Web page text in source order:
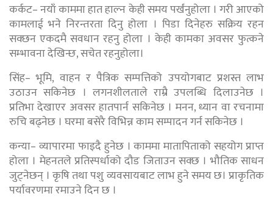
कर्कट– नयाँ काममा हात हाल्न केही समय पर्खंनुहोला । गरी आएको
कामलाई भने निरन्तरता दिनु होला । पिडा दिनेहरु सक्रिय रहन
सक्छन एकदमै सवधान रहनु होला । केही कामका अवसर फुत्कने
सम्भावना देखिन्छ, सचेत रहनुहोला।
सिंह– भूमि, वाहन र पैत्रिक सम्पत्तिको उपयोगबाट प्रशस्त लाभ
उठाउन सकिनेछ । लगनशीलताले राम्रै उपलब्धि दिलाउनेछ ।
प्रतिभा देखाएर अवसर हातपार्न सकिनेछ । मनन, ध्यान वा रचनामा
रुचि बढ्नेछ । घरमा बसेरै विभिन्न काम सम्पादन गर्न सकिनेछ ।
कन्या– व्यापारमा फाइदै हुनेछ । काममा मातापिताको सहयोग प्राप्त
होला । मेहनतले प्रतिस्पर्धाको दौड जिताउन सक्छ । भौतिक साधन
जुट्नेछन् । कृषि तथा पशु व्यवसायबाट लाभ हुने समय छ। प्राकृतिक
पर्यावरणमा रमाउने दिन छ ।